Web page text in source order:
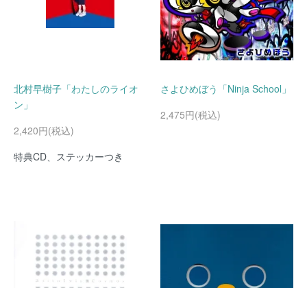
北村早樹子「わたしのライオ
ン」
2,420円(税込)
特典CD、ステッカーつき
さよひめぼう「Ninja School」
2,475円(税込)